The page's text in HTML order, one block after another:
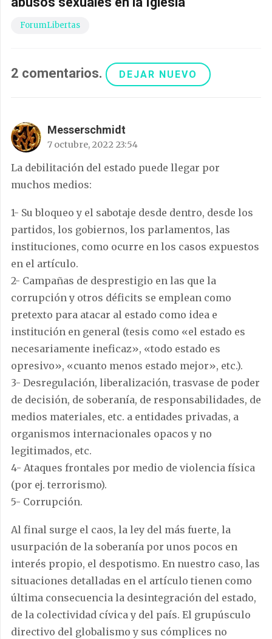
ForumLibertas
2 comentarios. DEJAR NUEVO
Messerschmidt
7 octubre, 2022 23:54
La debilitación del estado puede llegar por
muchos medios:
1- Su bloqueo y el sabotaje desde dentro, desde los
partidos, los gobiernos, los parlamentos, las
instituciones, como ocurre en los casos expuestos
en el artículo.
2- Campañas de desprestigio en las que la
corrupción y otros déficits se emplean como
pretexto para atacar al estado como idea e
institución en general (tesis como «el estado es
necesariamente ineficaz», «todo estado es
opresivo», «cuanto menos estado mejor», etc.).
3- Desregulación, liberalización, trasvase de poder
de decisión, de soberanía, de responsabilidades, de
medios materiales, etc. a entidades privadas, a
organismos internacionales opacos y no
legitimados, etc.
4- Ataques frontales por medio de violencia física
(por ej. terrorismo).
5- Corrupción.
Al final surge el caos, la ley del más fuerte, la
usurpación de la soberanía por unos pocos en
interés propio, el despotismo. En nuestro caso, las
situaciones detalladas en el artículo tienen como
última consecuencia la desintegración del estado,
de la colectividad cívica y del país. El grupúsculo
directivo del globalismo y sus cómplices no